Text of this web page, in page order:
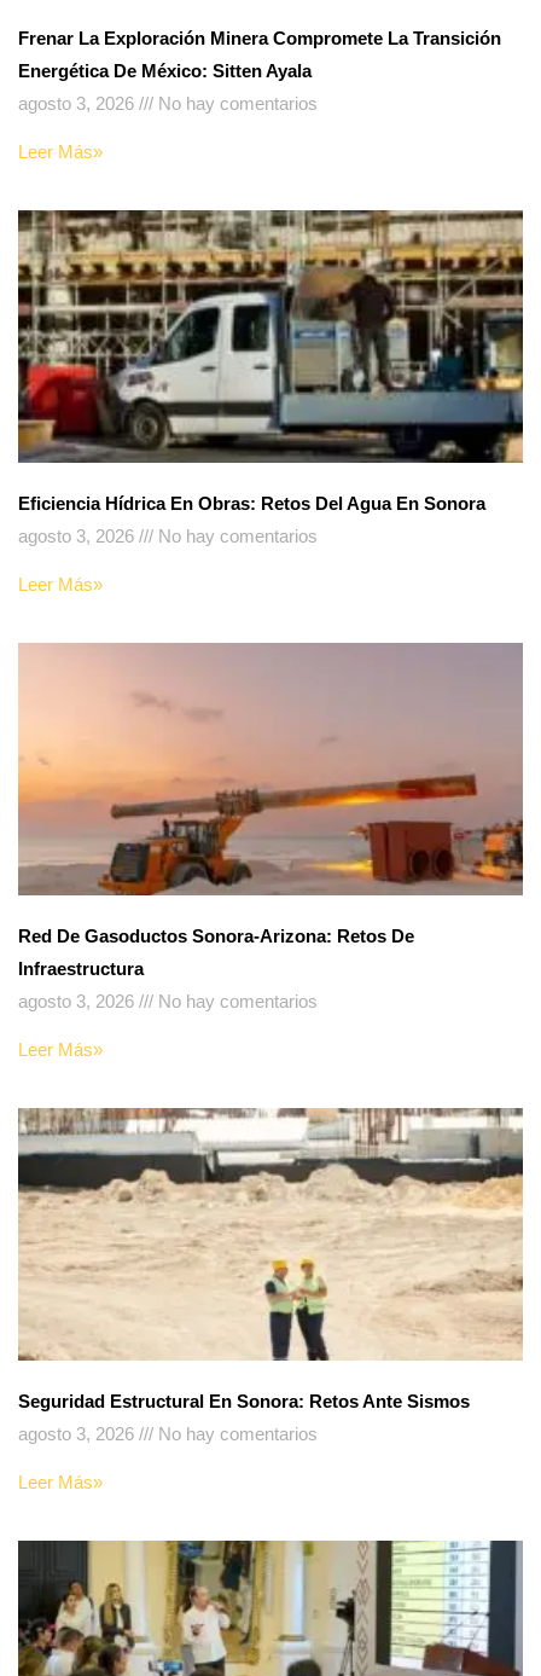
Frenar La Exploración Minera Compromete La Transición
Energética De México: Sitten Ayala
agosto 3, 2026
No hay comentarios
Leer Más»
Eficiencia Hídrica En Obras: Retos Del Agua En Sonora
agosto 3, 2026
No hay comentarios
Leer Más»
Red De Gasoductos Sonora-Arizona: Retos De
Infraestructura
agosto 3, 2026
No hay comentarios
Leer Más»
Seguridad Estructural En Sonora: Retos Ante Sismos
agosto 3, 2026
No hay comentarios
Leer Más»